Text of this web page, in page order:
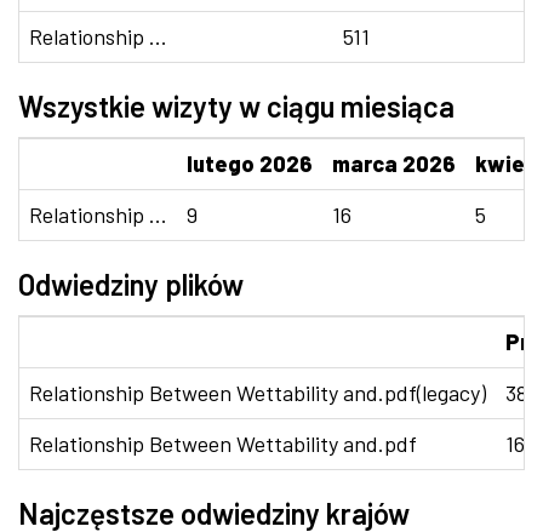
Relationship ...
511
Wszystkie wizyty w ciągu miesiąca
lutego 2026 marca 2026
Relationship ...
9 16 5
Odwiedziny plików
Relationship Between Wettability and.pdf(legacy)
386
Relationship Between Wettability and.pdf
161
Najczęstsze odwiedziny krajów